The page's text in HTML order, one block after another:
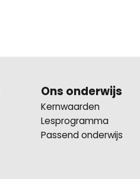
Ons onderwijs
Kernwaarden
Lesprogramma
Passend onderwijs